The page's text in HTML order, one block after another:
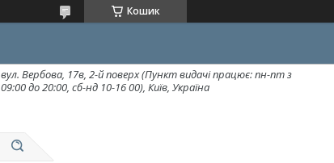
Кошик
вул. Вербова, 17в, 2-й поверх (Пункт видачі працює: пн-пт з
09:00 до 20:00, сб-нд 10-16 00), Київ, Україна